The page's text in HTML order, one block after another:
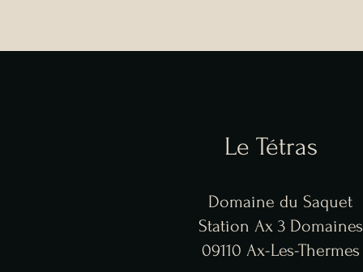
Le Tétras
Domaine du Saquet
Station Ax 3 Domaines
09110 Ax-Les-Thermes